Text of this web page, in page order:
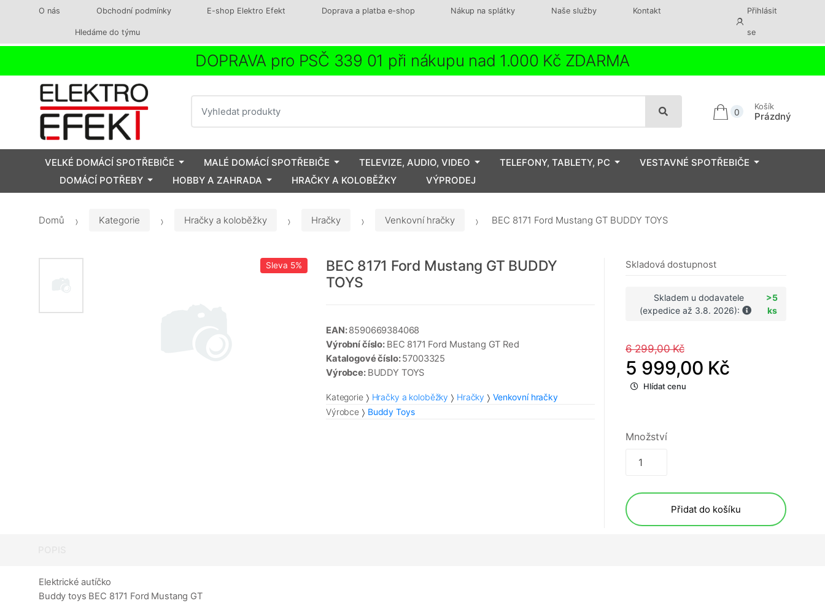
O nás Obchodní podmínky E-shop Elektro Efekt Doprava a platba e-shop Nákup na splátky Naše služby Kontakt
Hledáme do týmu
Přihlásit
se
DOPRAVA pro PSČ 339 01 při nákupu nad 1.000 Kč ZDARMA
0
Košík
Prázdný
VELKÉ DOMÁCÍ SPOTŘEBIČE MALÉ DOMÁCÍ SPOTŘEBIČE TELEVIZE, AUDIO, VIDEO TELEFONY, TABLETY, PC
VESTAVNÉ SPOTŘEBIČE
DOMÁCÍ POTŘEBY
HOBBY A ZAHRADA HRAČKY A KOLOBĚŽKY VÝPRODEJ
Domů Kategorie Hračky a koloběžky Hračky Venkovní hračky BEC 8171 Ford Mustang GT BUDDY TOYS
Sleva 5%
BEC 8171 Ford Mustang GT BUDDY
TOYS
EAN:8590669384068
Výrobní číslo: BEC 8171 Ford Mustang GT Red
Katalogové číslo:57003325
Výrobce: BUDDY TOYS
Kategorie Hračky a koloběžky Hračky
Venkovní hračky
Výrobce
Buddy Toys
Skladová dostupnost
Skladem u dodavatele
(expedice až 3.8. 2026):
>5
ks
6 299,00 Kč
5 999,00 Kč
Hlídat cenu
Množství
Přidat do košíku
Elektrické autíčko
Buddy toys BEC 8171 Ford Mustang GT